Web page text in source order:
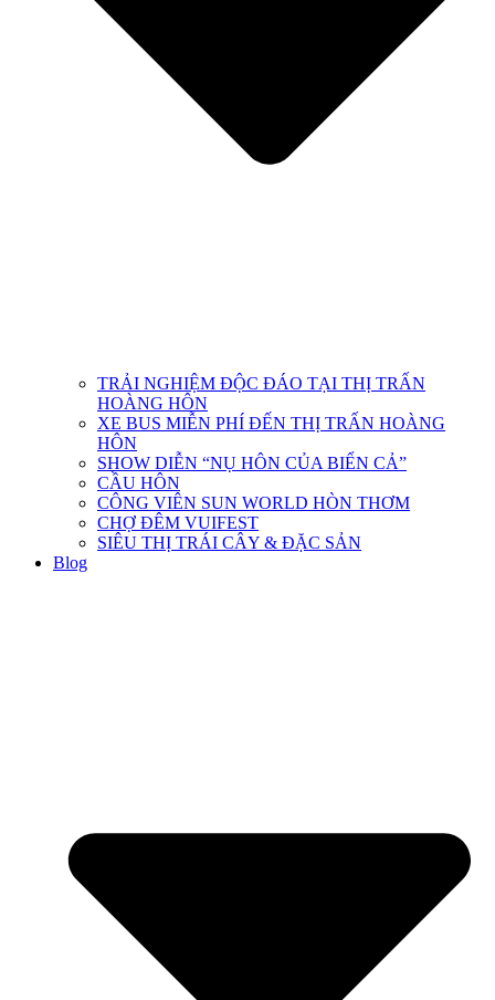
TRẢI NGHIỆM ĐỘC ĐÁO TẠI THỊ TRẤN
HOÀNG HÔN
XE BUS MIỄN PHÍ ĐẾN THỊ TRẤN HOÀNG
HÔN
SHOW DIỄN “NỤ HÔN CỦA BIỂN CẢ”
CẦU HÔN
CÔNG VIÊN SUN WORLD HÒN THƠM
CHỢ ĐÊM VUIFEST
SIÊU THỊ TRÁI CÂY & ĐẶC SẢN
Blog